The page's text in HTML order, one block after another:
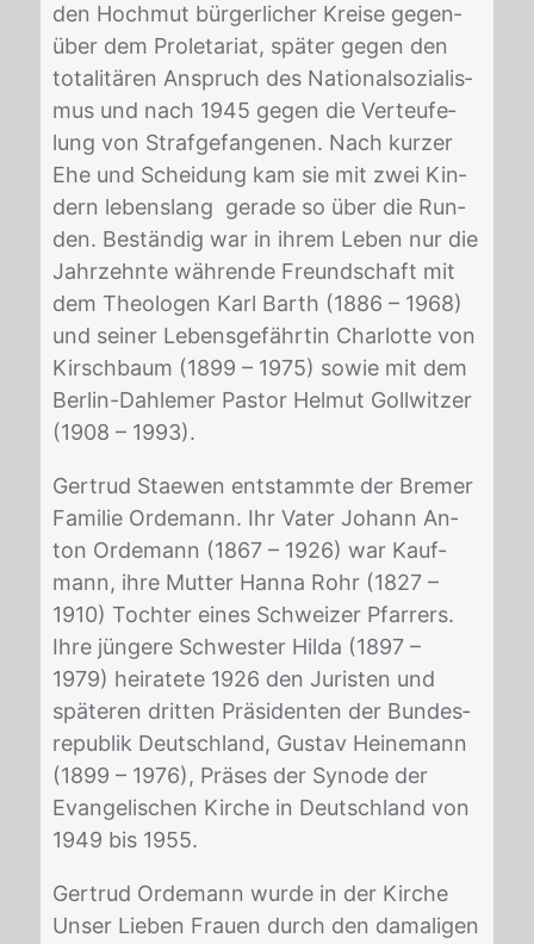
den Hoch­mut bür­ger­li­cher Krei­se ge­gen­
über dem Pro­le­ta­ri­at, spä­ter ge­gen den
to­ta­li­tä­ren An­spruch des Na­tio­nal­so­zia­lis­
mus und nach 1945 ge­gen die Ver­teu­fe­
lung von Straf­ge­fan­ge­nen. Nach kur­zer
Ehe und Schei­dung kam sie mit zwei Kin­
dern le­bens­lang ge­ra­de so über die Run­
den. Be­stän­dig war in ih­rem Le­ben nur die
Jahr­zehn­te wäh­ren­de Freund­schaft mit
dem Theo­lo­gen Karl Barth (1886 – 1968)
und sei­ner Le­bens­ge­fähr­tin Char­lot­te von
Kirsch­baum (1899 – 1975) so­wie mit dem
Ber­lin-Dah­le­mer Pas­tor Hel­mut Goll­wit­zer
(1908 – 1993).
Ger­trud Stae­wen ent­stamm­te der Bre­mer
Fa­mi­lie Or­de­mann. Ihr Va­ter Jo­hann An­
ton Or­de­mann (1867 – 1926) war Kauf­
mann, ihre Mut­ter Han­na Rohr (1827 –
1910) Toch­ter ei­nes Schwei­zer Pfar­rers.
Ihre jün­ge­re Schwes­ter Hil­da (1897 –
1979) hei­ra­te­te 1926 den Ju­ris­ten und
spä­te­ren drit­ten Prä­si­den­ten der Bun­des­
re­pu­blik Deutsch­land, Gus­tav Hei­nemann
(1899 – 1976), Prä­ses der Syn­ode der
Evan­ge­li­schen Kir­che in Deutsch­land von
1949 bis 1955.
Ger­trud Or­de­mann wur­de in der Kir­che
Un­ser Lie­ben Frau­en durch den da­ma­li­gen